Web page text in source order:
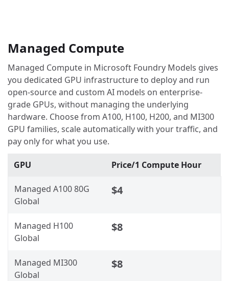
Managed Compute
Managed Compute in Microsoft Foundry Models gives
you dedicated GPU infrastructure to deploy and run
open-source and custom AI models on enterprise-
grade GPUs, without managing the underlying
hardware. Choose from A100, H100, H200, and MI300
GPU families, scale automatically with your traffic, and
pay only for what you use.
GPU Price/1 Compute Hour
Managed A100 80G
Global
$4
Managed H100
Global
$8
Managed MI300
Global
$8